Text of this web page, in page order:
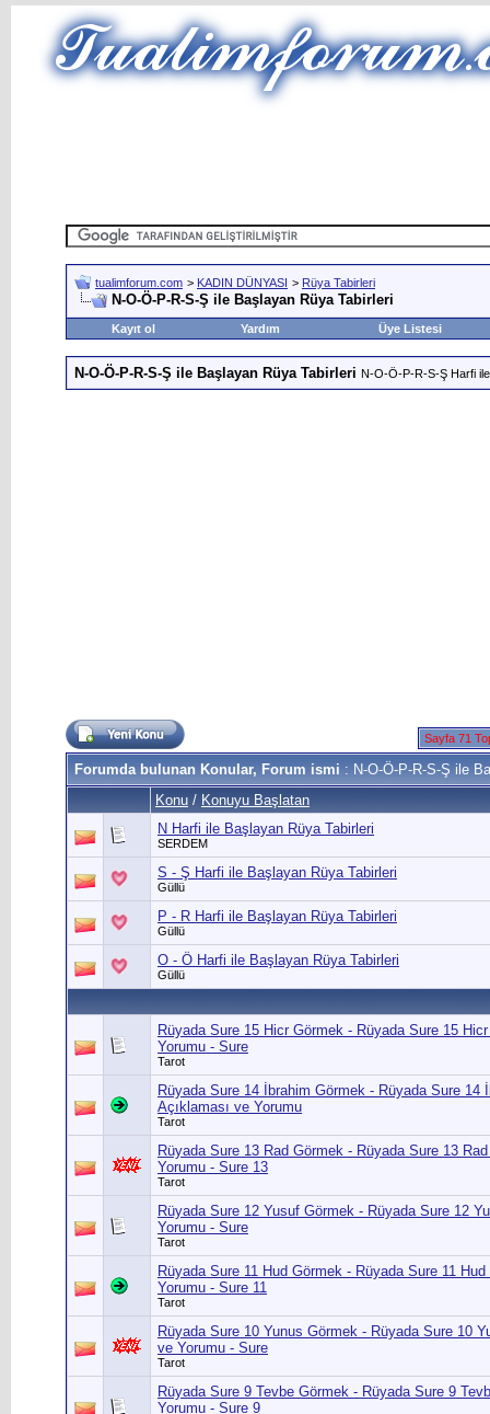
tualimforum.com > KADIN DÜNYASI > Rüya Tabirleri
N-O-Ö-P-R-S-Ş ile Başlayan Rüya Tabirleri
Kayıt ol Yardım Üye Listesi
N-O-Ö-P-R-S-Ş ile Başlayan Rüya Tabirleri N-O-Ö-P-R-S-Ş Harfi
Sayfa 71
Forumda bulunan Konular, Forum ismi : N-O-Ö-P-R-S-Ş ile
Konu / Konuyu Başlatan
N Harfi ile Başlayan Rüya Tabirleri
SERDEM
S - Ş Harfi ile Başlayan Rüya Tabirleri
Güllü
P - R Harfi ile Başlayan Rüya Tabirleri
Güllü
O - Ö Harfi ile Başlayan Rüya Tabirleri
Güllü
Rüyada Sure 15 Hicr Görmek - Rüyada Sure 15
Yorumu - Sure
Tarot
Rüyada Sure 14 İbrahim Görmek - Rüyada Sure 14
Açıklaması ve Yorumu
Tarot
Rüyada Sure 13 Rad Görmek - Rüyada Sure 13
Yorumu - Sure 13
Tarot
Rüyada Sure 12 Yusuf Görmek - Rüyada Sure 12
Yorumu - Sure
Tarot
Rüyada Sure 11 Hud Görmek - Rüyada Sure 11
Yorumu - Sure 11
Tarot
Rüyada Sure 10 Yunus Görmek - Rüyada Sure 10
ve Yorumu - Sure
Tarot
Rüyada Sure 9 Tevbe Görmek - Rüyada Sure 9
Yorumu - Sure 9